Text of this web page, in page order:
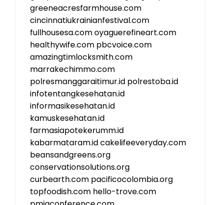
greeneacresfarmhouse.com
cincinnatiukrainianfestival.com
fullhousesa.comoyaguerefineart.com
healthywife.com pbcvoice.com
amazingtimlocksmith.com
marrakechimmo.com
polresmanggaraitimur.id polrestoba.id
infotentangkesehatan.id
informasikesehatan.id
kamuskesehatan.id
farmasiapotekerumm.id
kabarmataram.idcakelifeeveryday.com
beansandgreens.org
conservationsolutions.org
curbearth.com pacificocolombia.org
topfoodish.com hello-trove.com